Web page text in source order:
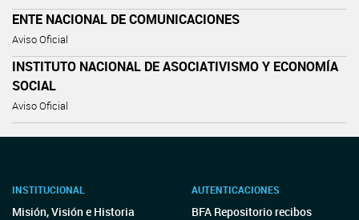
ENTE NACIONAL DE COMUNICACIONES
Aviso Oficial
INSTITUTO NACIONAL DE ASOCIATIVISMO Y ECONOMÍA
SOCIAL
Aviso Oficial
INSTITUCIONAL
Misión, Visión e Historia
AUTENTICACIONES
BFA Repositorio recibos